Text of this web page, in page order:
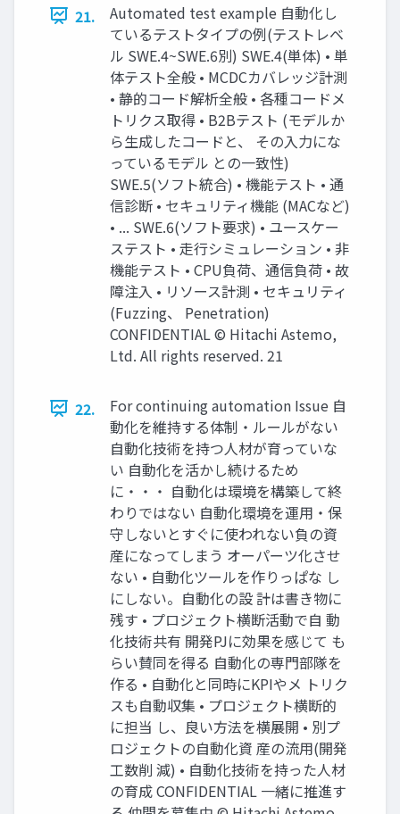
21.
Automated test example 自動化し
ているテストタイプの例(テストレベ
ル SWE.4~SWE.6別) SWE.4(単体) • 単
体テスト全般 • MCDCカバレッジ計測
• 静的コード解析全般 • 各種コードメ
トリクス取得 • B2Bテスト (モデルか
ら生成したコードと、 その入力にな
っているモデル との一致性)
SWE.5(ソフト統合) • 機能テスト • 通
信診断 • セキュリティ機能 (MACなど)
• ... SWE.6(ソフト要求) • ユースケー
ステスト • 走行シミュレーション • 非
機能テスト • CPU負荷、通信負荷 • 故
障注入 • リソース計測 • セキュリティ
(Fuzzing、 Penetration)
CONFIDENTIAL © Hitachi Astemo,
Ltd. All rights reserved. 21
22.
For continuing automation Issue 自
動化を維持する体制・ルールがない
自動化技術を持つ人材が育っていな
い 自動化を活かし続けるため
に・・・ 自動化は環境を構築して終
わりではない 自動化環境を運用・保
守しないとすぐに使われない負の資
産になってしまう オーパーツ化させ
ない • 自動化ツールを作りっぱな し
にしない。自動化の設 計は書き物に
残す • プロジェクト横断活動で自 動
化技術共有 開発PJに効果を感じて も
らい賛同を得る 自動化の専門部隊を
作る • 自動化と同時にKPIやメ トリク
スも自動収集 • プロジェクト横断的
に担当 し、良い方法を横展開 • 別プ
ロジェクトの自動化資 産の流用(開発
工数削 減) • 自動化技術を持った人材
の育成 CONFIDENTIAL 一緒に推進す